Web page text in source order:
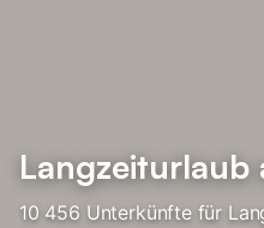
Langzeiturlaub
10 456 Unterkünfte für